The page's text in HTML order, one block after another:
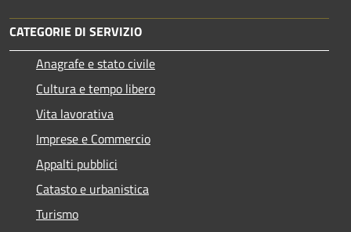
CATEGORIE DI SERVIZIO
Anagrafe e stato civile
Cultura e tempo libero
Vita lavorativa
Imprese e Commercio
Appalti pubblici
Catasto e urbanistica
Turismo